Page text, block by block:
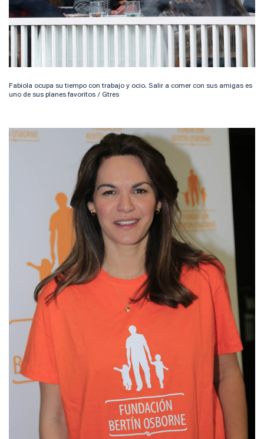
Fabiola ocupa su tiempo con trabajo y ocio. Salir a comer con sus amigas es
uno de sus planes favoritos / Gtres